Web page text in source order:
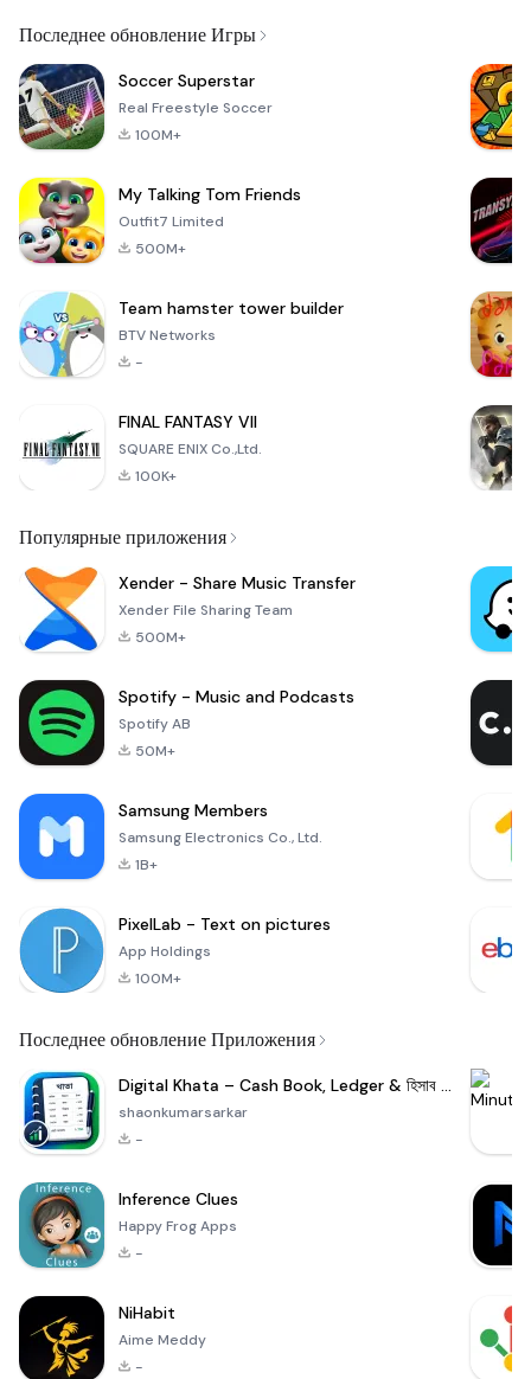
Последнее обновление Игры
Soccer Superstar
Real Freestyle Soccer
100M+
My Talking Tom Friends
Outfit7 Limited
500M+
Team hamster tower builder
BTV Networks
-
FINAL FANTASY VII
SQUARE ENIX Co.,Ltd.
100K+
Популярные приложения
Xender - Share Music Transfer
Xender File Sharing Team
500M+
Spotify - Music and Podcasts
Spotify AB
50M+
Samsung Members
Samsung Electronics Co., Ltd.
1B+
PixelLab - Text on pictures
App Holdings
100M+
Последнее обновление Приложения
Digital Khata – Cash Book, Ledger & হিসাব খাতা
shaonkumarsarkar
-
Inference Clues
Happy Frog Apps
-
NiHabit
Aime Meddy
-